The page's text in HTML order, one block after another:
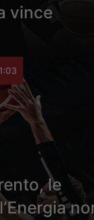
vince
le